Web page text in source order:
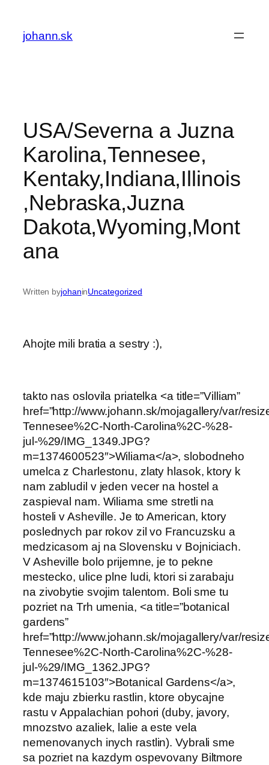
content
johann.sk
USA/Severna a Juzna
Karolina,Tennesee,
Kentaky,Indiana,Illinois
,Nebraska,Juzna
Dakota,Wyoming,Mont
ana
Written byjohaninUncategorized
Ahojte mili bratia a sestry :),
takto nas oslovila priatelka <a title=”Villiam”
href=”http://www.johann.sk/mojagallery/var/
Tennesee%2C-North-Carolina%2C-%28-
jul-%29/IMG_1349.JPG?
m=1374600523″>Wiliama</a>, slobodneho
umelca z Charlestonu, zlaty hlasok, ktory k
nam zabludil v jeden vecer na hostel a
zaspieval nam. Wiliama sme stretli na
hosteli v Asheville. Je to American, ktory
poslednych par rokov zil vo Francuzsku a
medzicasom aj na Slovensku v Bojniciach.
V Asheville bolo prijemne, je to pekne
mestecko, ulice plne ludi, ktori si zarabaju
na zivobytie svojim talentom. Boli sme tu
pozriet na Trh umenia, <a title=”botanical
gardens”
href=”http://www.johann.sk/mojagallery/var/
Tennesee%2C-North-Carolina%2C-%28-
jul-%29/IMG_1362.JPG?
m=1374615103″>Botanical Gardens</a>,
kde maju zbierku rastlin, ktore obycajne
rastu v Appalachian pohori (duby, javory,
mnozstvo azaliek, lalie a este vela
nemenovanych inych rastlin). Vybrali sme
sa pozriet na kazdym ospevovany Biltmore